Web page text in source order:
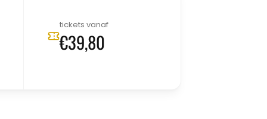
tickets vanaf
€39,80